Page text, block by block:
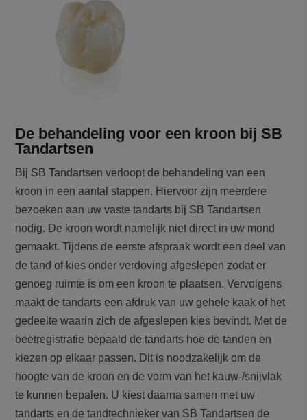
De behandeling voor een kroon bij SB
Tandartsen
Bij SB Tandartsen verloopt de behandeling van een
kroon in een aantal stappen. Hiervoor zijn meerdere
bezoeken aan uw vaste tandarts bij SB Tandartsen
nodig. De kroon wordt namelijk niet direct in uw mond
gemaakt. Tijdens de eerste afspraak wordt een deel van
de tand of kies onder verdoving afgeslepen zodat er
genoeg ruimte is om een kroon te plaatsen. Vervolgens
maakt de tandarts een afdruk van uw gehele kaak of het
gedeelte waarin zich de afgeslepen kies bevindt. Met de
beetregistratie bepaald de tandarts hoe de tanden en
kiezen op elkaar passen. Dit is noodzakelijk om de
hoogte van de kroon en de vorm van het kauw-/snijvlak
te kunnen bepalen. U kiest daarna samen met uw
tandarts en de tandtechnieker van SB Tandartsen de